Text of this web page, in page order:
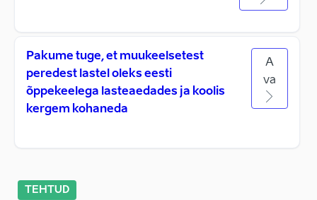
Pakume tuge, et muukeelsetest
peredest lastel oleks eesti
õppekeelega lasteaedades ja koolis
kergem kohaneda
A
va
TEHTUD